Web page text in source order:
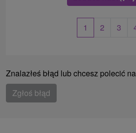
1 2 3
Znalazłeś błąd lub chcesz polecić
Zgłoś błąd